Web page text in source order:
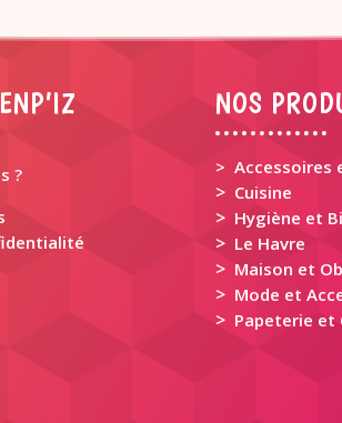
?
NOS
> Accessoires
> Cuisine
> Hygiène et
> Le Havre
> Maison et
> Mode et
> Papeterie et